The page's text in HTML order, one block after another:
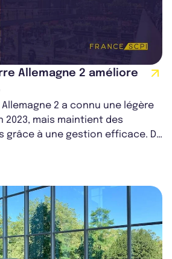
Allemagne 2 améliore
Allemagne 2 a connu une légère
2023, mais maintient des
grâce à une gestion efficace. De
stratégi...